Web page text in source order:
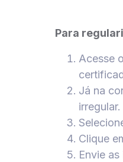
Para
Acesse o
Já na
irregular.
Clique
Envie